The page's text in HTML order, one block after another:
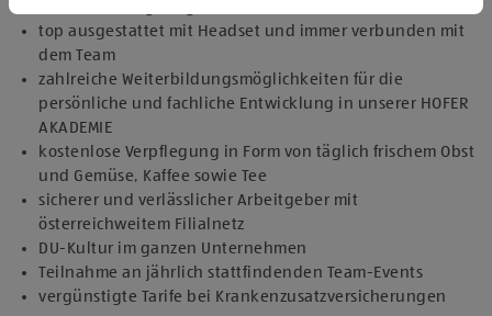
top ausgestattet mit Headset und immer verbunden mit
dem Team
zahlreiche Weiterbildungsmöglichkeiten für die
persönliche und fachliche Entwicklung in unserer HOFER
AKADEMIE
kostenlose Verpflegung in Form von täglich frischem Obst
und Gemüse, Kaffee sowie Tee
sicherer und verlässlicher Arbeitgeber mit
österreichweitem Filialnetz
DU-Kultur im ganzen Unternehmen
Teilnahme an jährlich stattfindenden Team-Events
vergünstigte Tarife bei Krankenzusatzversicherungen